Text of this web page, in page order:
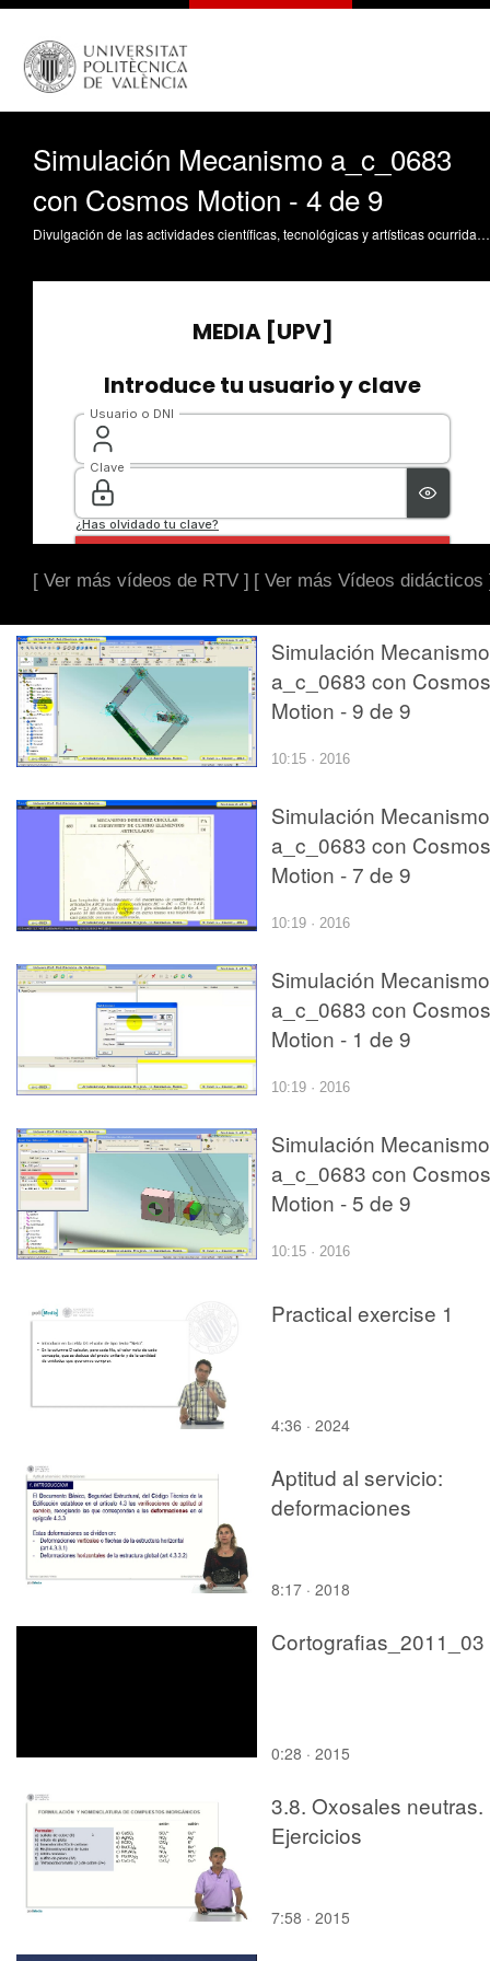
Simulación Mecanismo a_c_0683
con Cosmos Motion - 4 de 9
Divulgación de las actividades científicas, tecnológicas y artísticas ocurridas en los tres campus de la UPV
[ Ver más vídeos de RTV ] [ Ver más Vídeos didácticos
Simulación Mecanismo
a_c_0683 con Cosmos
Motion - 9 de 9
10:15 · 2016
Simulación Mecanismo
a_c_0683 con Cosmos
Motion - 7 de 9
10:19 · 2016
Simulación Mecanismo
a_c_0683 con Cosmos
Motion - 1 de 9
10:19 · 2016
Simulación Mecanismo
a_c_0683 con Cosmos
Motion - 5 de 9
10:15 · 2016
Practical exercise 1
4:36 · 2024
Aptitud al servicio:
deformaciones
8:17 · 2018
Cortografias_2011_03
0:28 · 2015
3.8. Oxosales neutras.
Ejercicios
7:58 · 2015